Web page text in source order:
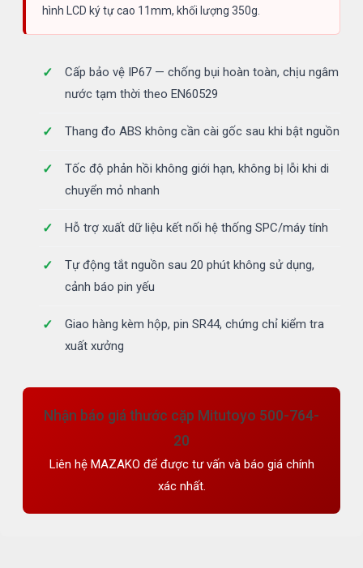
hình LCD ký tự cao 11mm, khối lượng 350g.
Cấp bảo vệ IP67 — chống bụi hoàn toàn, chịu ngâm
nước tạm thời theo EN60529
Thang đo ABS không cần cài gốc sau khi bật nguồn
Tốc độ phản hồi không giới hạn, không bị lỗi khi di
chuyển mỏ nhanh
Hỗ trợ xuất dữ liệu kết nối hệ thống SPC/máy tính
Tự động tắt nguồn sau 20 phút không sử dụng,
cảnh báo pin yếu
Giao hàng kèm hộp, pin SR44, chứng chỉ kiểm tra
xuất xưởng
Nhận báo giá thước cặp Mitutoyo 500-764-
20
Liên hệ MAZAKO để được tư vấn và báo giá chính
xác nhất.